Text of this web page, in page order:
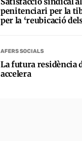
penitenciari per la
per la ‘reubicació
AFERS SOCIALS
La futura residència
accelera